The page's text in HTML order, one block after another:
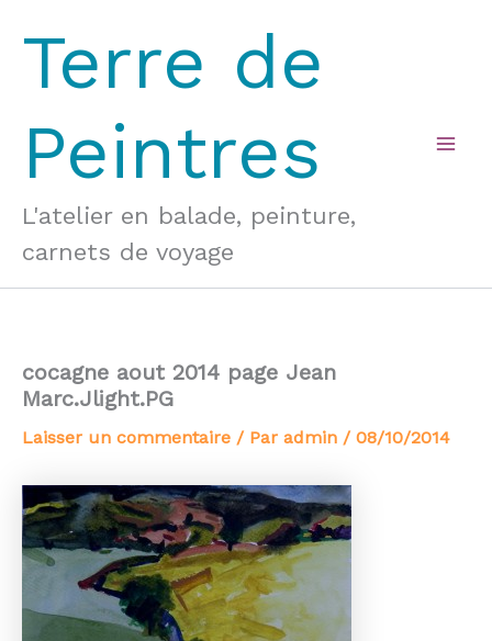
contenu
Terre de
Peintres
L'atelier en balade, peinture,
carnets de voyage
cocagne aout 2014 page Jean
Marc.Jlight.PG
Laisser un commentaire / Par admin / 08/10/2014